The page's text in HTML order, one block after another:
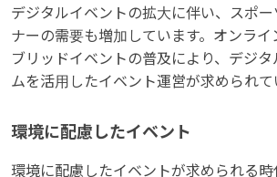
デジタルイベントの拡大に伴い、スポ
ナーの需要も増加しています。オンライ
ブリッドイベントの普及により、デジ
ムを活用したイベント運営が求められて
環境に配慮したイベント
環境に配慮したイベントが求められる